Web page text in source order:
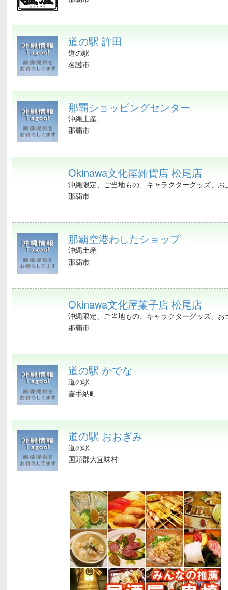
道の駅 許田
道の駅
名護市
那覇ショッピングセンター
沖縄土産
那覇市
Okinawa文化屋雑貨店 松尾店
沖縄限定、ご当地もの、キャラクターグッズ、お
那覇市
那覇空港わしたショップ
沖縄土産
那覇市
Okinawa文化屋菓子店 松尾店
沖縄限定、ご当地もの、キャラクターグッズ、お
那覇市
道の駅 かでな
道の駅
嘉手納町
道の駅 おおぎみ
道の駅
国頭郡大宜味村